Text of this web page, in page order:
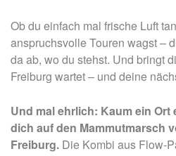
Ob du einfach mal frische Luft
anspruchsvolle Touren wagst –
da ab, wo du stehst. Und bringt
Freiburg wartet – und deine
Und mal ehrlich: Kaum ein
dich auf den Mammutmarsch
Freiburg. Die Kombi aus Flow-